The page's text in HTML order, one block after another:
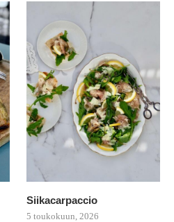
Siikacarpaccio
5 toukokuun, 2026